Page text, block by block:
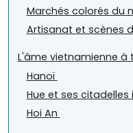
Marchés colorés du
Artisanat et scènes
L'âme vietnamienne à
Hanoï
Hue et ses citadelles
Hoi An